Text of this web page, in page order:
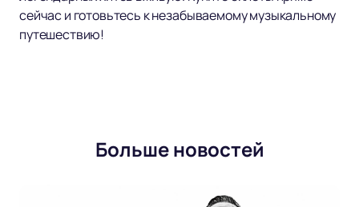
сейчас и готовьтесь к незабываемому музыкальному
путешествию!
Больше новостей